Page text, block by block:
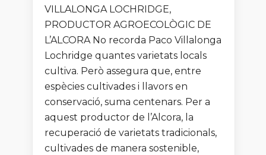
VILLALONGA LOCHRIDGE,
PRODUCTOR AGROECOLÒGIC DE
L’ALCORA No recorda Paco Villalonga
Lochridge quantes varietats locals
cultiva. Però assegura que, entre
espècies cultivades i llavors en
conservació, suma centenars. Per a
aquest productor de l’Alcora, la
recuperació de varietats tradicionals,
cultivades de manera sostenible,